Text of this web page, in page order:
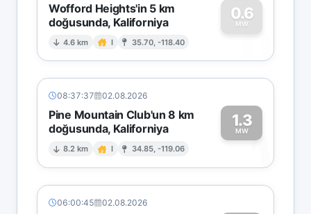
Wofford Heights'in 5 km
doğusunda, Kaliforniya
4.6 km I 35.70, -118.40
0.6
MW
0
08:37:37 02.08.2026
Pine Mountain Club'un 8 km
doğusunda, Kaliforniya
8.2 km I 34.85, -119.06
1.3
MW1
06:00:45 02.08.2026